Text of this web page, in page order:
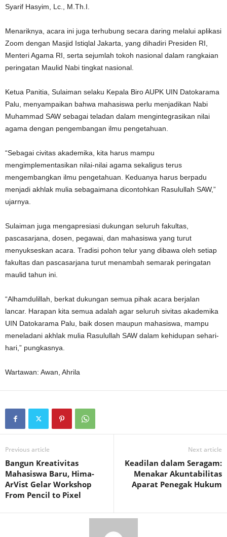
Syarif Hasyim, Lc., M.Th.I.
Menariknya, acara ini juga terhubung secara daring melalui aplikasi
Zoom dengan Masjid Istiqlal Jakarta, yang dihadiri Presiden RI,
Menteri Agama RI, serta sejumlah tokoh nasional dalam rangkaian
peringatan Maulid Nabi tingkat nasional.
Ketua Panitia, Sulaiman selaku Kepala Biro AUPK UIN Datokarama
Palu, menyampaikan bahwa mahasiswa perlu menjadikan Nabi
Muhammad SAW sebagai teladan dalam mengintegrasikan nilai
agama dengan pengembangan ilmu pengetahuan.
“Sebagai civitas akademika, kita harus mampu
mengimplementasikan nilai-nilai agama sekaligus terus
mengembangkan ilmu pengetahuan. Keduanya harus berpadu
menjadi akhlak mulia sebagaimana dicontohkan Rasulullah SAW,”
ujarnya.
Sulaiman juga mengapresiasi dukungan seluruh fakultas,
pascasarjana, dosen, pegawai, dan mahasiswa yang turut
menyukseskan acara. Tradisi pohon telur yang dibawa oleh setiap
fakultas dan pascasarjana turut menambah semarak peringatan
maulid tahun ini.
“Alhamdulillah, berkat dukungan semua pihak acara berjalan
lancar. Harapan kita semua adalah agar seluruh sivitas akademika
UIN Datokarama Palu, baik dosen maupun mahasiswa, mampu
meneladani akhlak mulia Rasulullah SAW dalam kehidupan sehari-
hari,” pungkasnya.
Wartawan: Awan, Ahrila
Previous article
Bangun Kreativitas
Mahasiswa Baru, Hima-
ArVist Gelar Workshop
From Pencil to Pixel
Next article
Keadilan dalam Seragam:
Menakar Akuntabilitas
Aparat Penegak Hukum